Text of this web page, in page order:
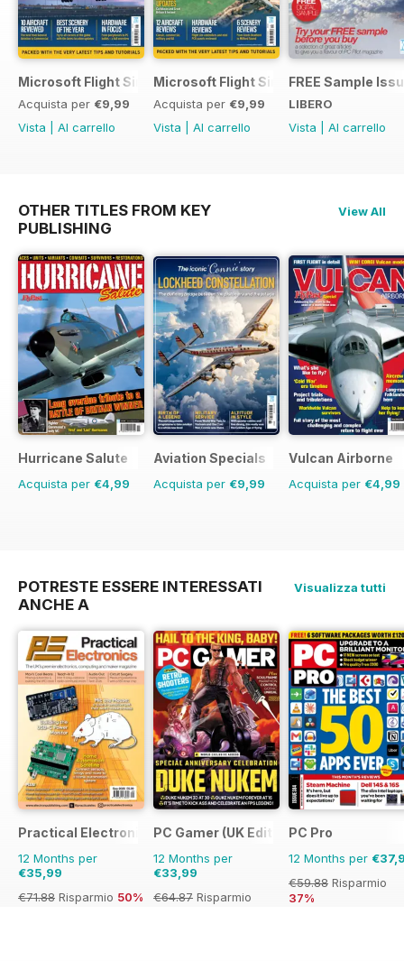
Microsoft Flight Simulator Yearbook 2025-26
Acquista per €9,99
Vista
Al carrello
Microsoft Flight Simulator Yearbook
Acquista per €9,99
Vista
Al carrello
FREE Sample
LIBERO
Vista
Al carrello
OTHER TITLES FROM KEY
PUBLISHING
View All
Hurricane Salute
Acquista per €4,99
Aviation Specials
Acquista per €9,99
Vulcan Airborne
Acquista per €4,99
POTRESTE ESSERE INTERESSATI
ANCHE A
Visualizza tutti
Practical Electronics
12 Months per
€35,99
€71.88 Risparmio 50%
PC Gamer (UK Edition)
12 Months per
€33,99
€64.87 Risparmio
PC Pro
12 Months per
€59.88 Risparmio
37%